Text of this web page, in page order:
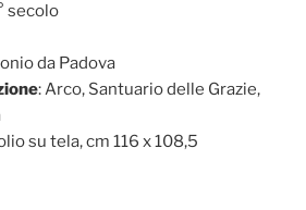
secolo
da Padova
: Arco, Santuario delle Grazie,
su tela, cm 116 x 108,5